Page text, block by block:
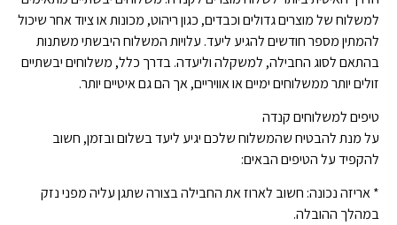
למשלוח של מוצרים גדולים וכבדים, כגון ריהוט, מכונות או ציוד אחר שיכול
להמתין מספר חודשים להגיע ליעד. עלויות המשלוח היבשתי משתנות
בהתאם לסוג החבילה, למשקלה וליעדה. בדרך כלל, משלוחים יבשתיים
זולים יותר ממשלוחים ימיים או אוויריים, אך הם גם איטיים יותר.
טיפים למשלוחים קנדה
על מנת להבטיח שהמשלוח שלכם יגיע ליעד בשלום ובזמן, חשוב
להקפיד על הטיפים הבאים:
* אריזה נכונה: חשוב לארוז את החבילה בצורה שתגן עליה מפני נזק
במהלך ההובלה.